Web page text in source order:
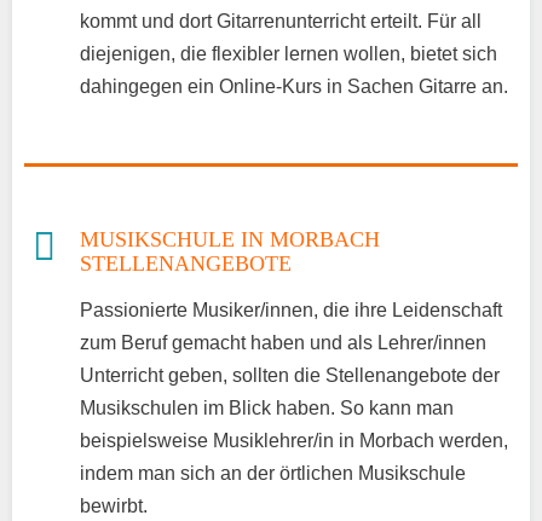
kommt und dort Gitarrenunterricht erteilt. Für all
diejenigen, die flexibler lernen wollen, bietet sich
dahingegen ein Online-Kurs in Sachen Gitarre an.
MUSIKSCHULE IN MORBACH
STELLENANGEBOTE
Passionierte Musiker/innen, die ihre Leidenschaft
zum Beruf gemacht haben und als Lehrer/innen
Unterricht geben, sollten die Stellenangebote der
Musikschulen im Blick haben. So kann man
beispielsweise Musiklehrer/in in Morbach werden,
indem man sich an der örtlichen Musikschule
bewirbt.